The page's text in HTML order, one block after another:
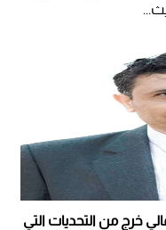
خرج من التحديات التي